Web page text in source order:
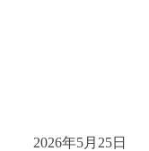
2026年5月 25日